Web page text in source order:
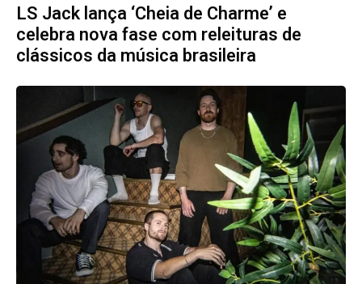
LS Jack lança ‘Cheia de Charme’ e
celebra nova fase com releituras de
clássicos da música brasileira